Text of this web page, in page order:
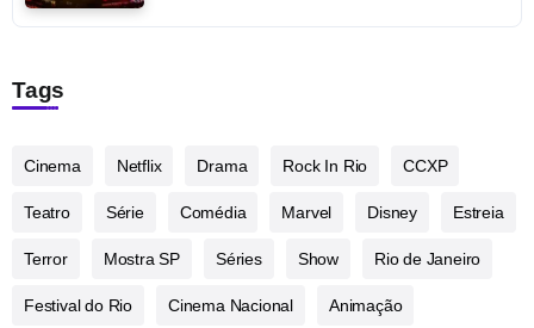
Tags
Cinema Netflix Drama Rock In Rio CCXP
Teatro Série Comédia Marvel Disney Estreia
Terror Mostra SP Séries Show Rio de Janeiro
Festival do Rio Cinema Nacional Animação